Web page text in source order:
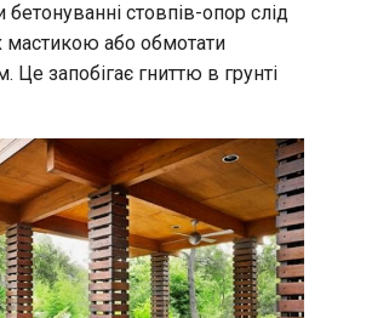
бетонуванні стовпів-опор слід
мастикою або обмотати
Це запобігає гниттю в грунті